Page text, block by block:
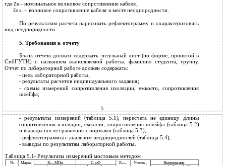
гдеZв– номинальное волновое сопротивление кабеля;
Zв.х. – волновое сопротивление кабеля в месте неоднородности.
По результатам расчета нарисовать рефлектограмму и охарактеризовать
вид неоднородности.
5. Требования к отчету
Бланк отчета должен содержать титульный лист (по форме, принятой в
СибГУТИ) с названием выполняемой работы, фамилию студента, группу.
Отчет по лабораторной работе должен содержать:
- цель лабораторной работы;
- результаты расчетов индивидуального задания;
- схемы измерений сопротивления изоляции, емкости, сопротивления
шлейфа;
5
- результаты измерений (таблица 5.1), пересчета не единицу длины
сопротивления изоляции, емкости, сопротивления шлейфа (таблица 5.2)
и выводы после сравнения с нормами (таблица 5.3);
- рефлектограммы с анализом неоднородностей (таблица 5.4);
- выводы по результатам лабораторной работы.
Таблица 5.1- Результаты измерений мостовым методом
№ Марка Rиз. ,МОм С, нФ Rшл., Утечка,
Напряжение